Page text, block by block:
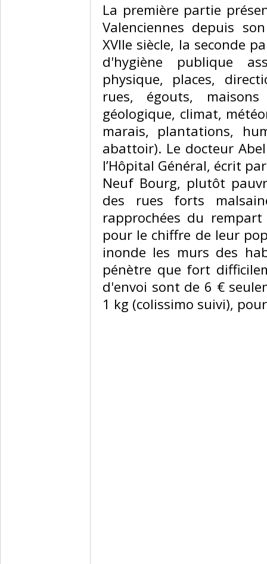
‎La première partie
Valenciennes depuis
XVIIe siècle, la seconde
d'hygiène publique
physique, places,
rues, égouts,
géologique, climat,
marais, plantations,
abattoir). Le docteur
l’Hôpital Général, écrit
Neuf Bourg, plutôt
des rues forts
rapprochées du
pour le chiffre de leur
inonde les murs des
pénètre que fort
d'envoi sont de 6 €
1 kg (colissimo suivi),